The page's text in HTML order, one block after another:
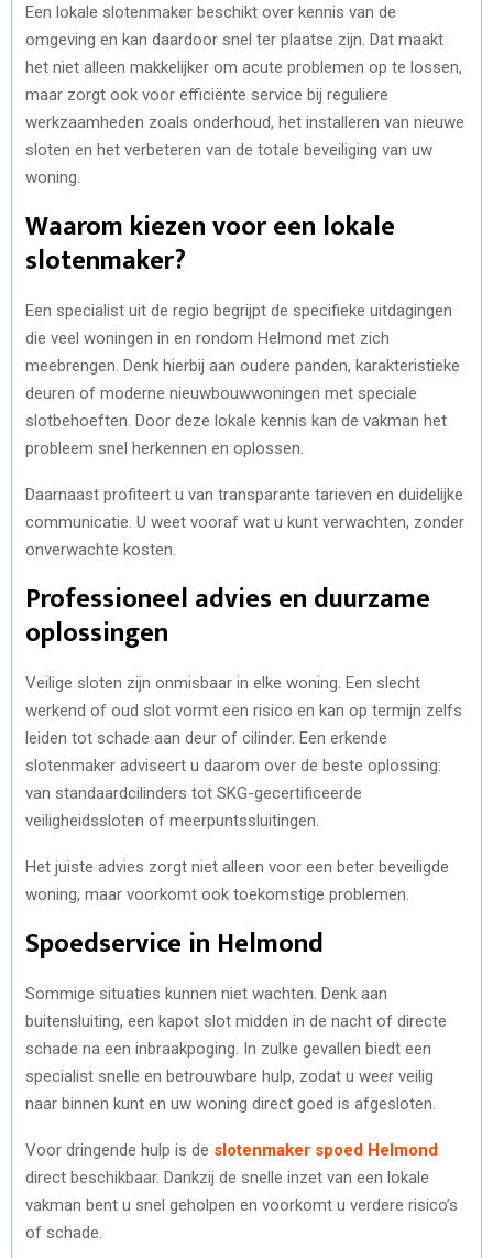
Een lokale slotenmaker beschikt over kennis van de
omgeving en kan daardoor snel ter plaatse zijn. Dat maakt
het niet alleen makkelijker om acute problemen op te lossen,
maar zorgt ook voor efficiënte service bij reguliere
werkzaamheden zoals onderhoud, het installeren van nieuwe
sloten en het verbeteren van de totale beveiliging van uw
woning.
Waarom kiezen voor een lokale
slotenmaker?
Een specialist uit de regio begrijpt de specifieke uitdagingen
die veel woningen in en rondom Helmond met zich
meebrengen. Denk hierbij aan oudere panden, karakteristieke
deuren of moderne nieuwbouwwoningen met speciale
slotbehoeften. Door deze lokale kennis kan de vakman het
probleem snel herkennen en oplossen.
Daarnaast profiteert u van transparante tarieven en duidelijke
communicatie. U weet vooraf wat u kunt verwachten, zonder
onverwachte kosten.
Professioneel advies en duurzame
oplossingen
Veilige sloten zijn onmisbaar in elke woning. Een slecht
werkend of oud slot vormt een risico en kan op termijn zelfs
leiden tot schade aan deur of cilinder. Een erkende
slotenmaker adviseert u daarom over de beste oplossing:
van standaardcilinders tot SKG-gecertificeerde
veiligheidssloten of meerpuntssluitingen.
Het juiste advies zorgt niet alleen voor een beter beveiligde
woning, maar voorkomt ook toekomstige problemen.
Spoedservice in Helmond
Sommige situaties kunnen niet wachten. Denk aan
buitensluiting, een kapot slot midden in de nacht of directe
schade na een inbraakpoging. In zulke gevallen biedt een
specialist snelle en betrouwbare hulp, zodat u weer veilig
naar binnen kunt en uw woning direct goed is afgesloten.
Voor dringende hulp is de slotenmaker spoed Helmond
direct beschikbaar. Dankzij de snelle inzet van een lokale
vakman bent u snel geholpen en voorkomt u verdere risico’s
of schade.